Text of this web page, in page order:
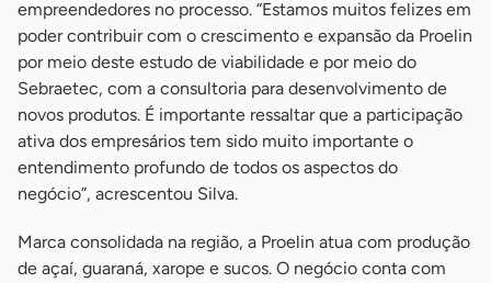
empreendedores no processo. “Estamos muitos felizes em
poder contribuir com o crescimento e expansão da Proelin
por meio deste estudo de viabilidade e por meio do
Sebraetec, com a consultoria para desenvolvimento de
novos produtos. É importante ressaltar que a participação
ativa dos empresários tem sido muito importante o
entendimento profundo de todos os aspectos do
negócio”, acrescentou Silva.
Marca consolidada na região, a Proelin atua com produção
de açaí, guaraná, xarope e sucos. O negócio conta com